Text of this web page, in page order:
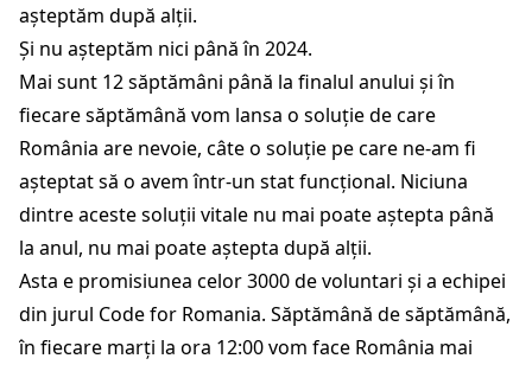
așteptăm după alții.
Și nu așteptăm nici până în 2024.
Mai sunt 12 săptămâni până la finalul anului și în
fiecare săptămână vom lansa o soluție de care
România are nevoie, câte o soluție pe care ne-am fi
așteptat să o avem într-un stat funcțional. Niciuna
dintre aceste soluții vitale nu mai poate aștepta până
la anul, nu mai poate aștepta după alții.
Asta e promisiunea celor 3000 de voluntari și a echipei
din jurul Code for Romania. Săptămână de săptămână,
în fiecare marți la ora 12:00 vom face România mai